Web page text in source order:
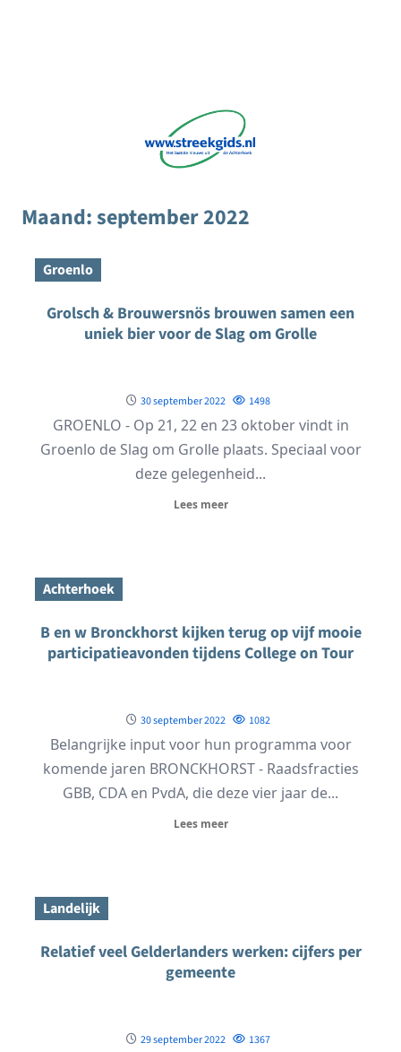
Maand:september 2022
Groenlo
Grolsch & Brouwersnös brouwen samen een
uniek bier voor de Slag om Grolle
30 september 2022 1498
GROENLO - Op 21, 22 en 23 oktober vindt in
Groenlo de Slag om Grolle plaats. Speciaal voor
deze gelegenheid...
Lees meer
Achterhoek
B en w Bronckhorst kijken terug op vijf mooie
participatieavonden tijdens College on Tour
30 september 2022 1082
Belangrijke input voor hun programma voor
komende jaren BRONCKHORST - Raadsfracties
GBB, CDA en PvdA, die deze vier jaar de...
Lees meer
Landelijk
Relatief veel Gelderlanders werken: cijfers per
gemeente
29 september 2022 1367